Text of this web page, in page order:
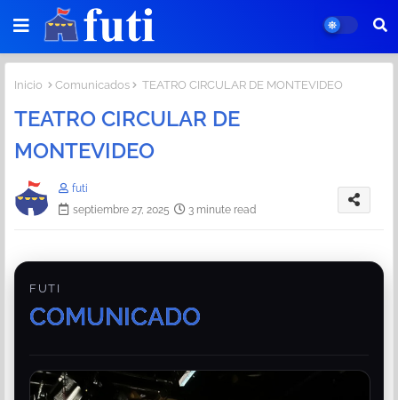
Inicio Comunicados TEATRO CIRCULAR DE MONTEVIDEO
TEATRO CIRCULAR DE
MONTEVIDEO
futi
septiembre 27, 2025
3 minute read
FUTI
COMUNICADO